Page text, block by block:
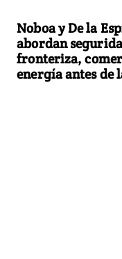
Noboa y De la
abordan
fronteriza,
energía antes de